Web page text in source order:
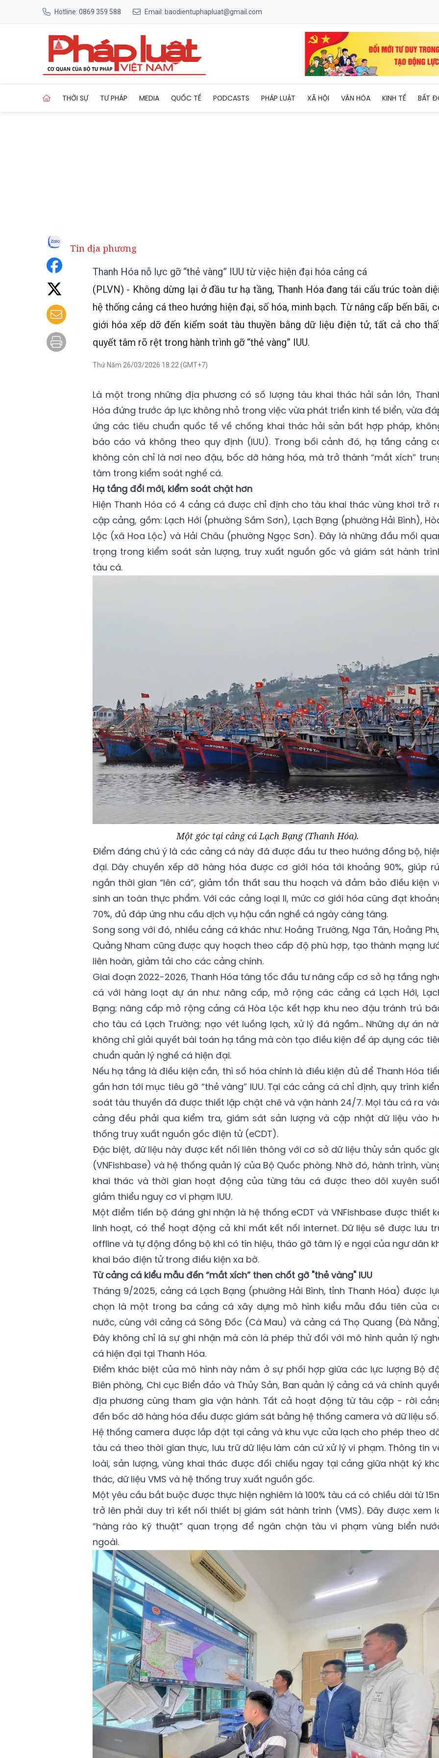
Hotline: 0869 359 588 Email: baodientuphapluat@gmail.com
THỜI SỰ TƯ PHÁP MEDIA QUỐC TẾ PODCASTS PHÁP LUẬT XÃ HỘI VĂN HÓA KINH TẾ BẤT
Tin địa phương
Thanh Hóa nỗ lực gỡ “thẻ vàng” IUU từ việc hiện đại hóa cảng cá
(PLVN) - Không dừng lại ở đầu tư hạ tầng, Thanh Hóa đang tái cấu trúc toàn
hệ thống cảng cá theo hướng hiện đại, số hóa, minh bạch. Từ nâng cấp bến bãi,
giới hóa xếp dỡ đến kiểm soát tàu thuyền bằng dữ liệu điện tử, tất cả cho
quyết tâm rõ rệt trong hành trình gỡ “thẻ vàng” IUU.
Thứ Năm 26/03/2026 18:22 (GMT+7)
Là một trong những địa phương có số lượng tàu khai thác hải sản lớn,
Hóa đứng trước áp lực không nhỏ trong việc vừa phát triển kinh tế biển, vừa
ứng các tiêu chuẩn quốc tế về chống khai thác hải sản bất hợp pháp,
báo cáo và không theo quy định (IUU). Trong bối cảnh đó, hạ tầng cảng
không còn chỉ là nơi neo đậu, bốc dỡ hàng hóa, mà trở thành “mắt xích”
tâm trong kiểm soát nghề cá.
Hạ tầng đổi mới, kiểm soát chặt hơn
Hiện Thanh Hóa có 4 cảng cá được chỉ định cho tàu khai thác vùng khơi trở
cập cảng, gồm: Lạch Hới (phường Sầm Sơn), Lạch Bạng (phường Hải Bình),
Lộc (xã Hoa Lộc) và Hải Châu (phường Ngọc Sơn). Đây là những đầu mối
trọng trong kiểm soát sản lượng, truy xuất nguồn gốc và giám sát hành
tàu cá.
Một góc tại cảng cá Lạch Bạng (Thanh Hóa).
Điểm đáng chú ý là các cảng cá này đã được đầu tư theo hướng đồng bộ,
đại. Dây chuyền xếp dỡ hàng hóa được cơ giới hóa tới khoảng 90%, giúp
ngắn thời gian “lên cá”, giảm tổn thất sau thu hoạch và đảm bảo điều kiện
sinh an toàn thực phẩm. Với các cảng loại II, mức cơ giới hóa cũng đạt
70%, đủ đáp ứng nhu cầu dịch vụ hậu cần nghề cá ngày càng tăng.
Song song với đó, nhiều cảng cá khác như: Hoằng Trường, Nga Tân, Hoằng
Quảng Nham cũng được quy hoạch theo cấp độ phù hợp, tạo thành mạng
liên hoàn, giảm tải cho các cảng chính.
Giai đoạn 2022-2026, Thanh Hóa tăng tốc đầu tư nâng cấp cơ sở hạ tầng
cá với hàng loạt dự án như: nâng cấp, mở rộng các cảng cá Lạch Hới,
Bạng; nâng cấp mở rộng cảng cá Hòa Lộc kết hợp khu neo đậu tránh trú
cho tàu cá Lạch Trường; nạo vét luồng lạch, xử lý đá ngầm… Những dự án
không chỉ giải quyết bài toán hạ tầng mà còn tạo điều kiện để áp dụng các
chuẩn quản lý nghề cá hiện đại.
Nếu hạ tầng là điều kiện cần, thì số hóa chính là điều kiện đủ để Thanh Hóa
gần hơn tới mục tiêu gỡ “thẻ vàng” IUU. Tại các cảng cá chỉ định, quy trình
soát tàu thuyền đã được thiết lập chặt chẽ và vận hành 24/7. Mọi tàu cá ra
cảng đều phải qua kiểm tra, giám sát sản lượng và cập nhật dữ liệu vào
thống truy xuất nguồn gốc điện tử (eCDT).
Đặc biệt, dữ liệu này được kết nối liên thông với cơ sở dữ liệu thủy sản quốc
(VNFishbase) và hệ thống quản lý của Bộ Quốc phòng. Nhờ đó, hành trình,
khai thác và thời gian hoạt động của từng tàu cá được theo dõi xuyên
giảm thiểu nguy cơ vi phạm IUU.
Một điểm tiến bộ đáng ghi nhận là hệ thống eCDT và VNFishbase được thiết
linh hoạt, có thể hoạt động cả khi mất kết nối internet. Dữ liệu sẽ được lưu
offline và tự động đồng bộ khi có tín hiệu, tháo gỡ tâm lý e ngại của ngư dân
khai báo điện tử trong điều kiện xa bờ.
Từ cảng cá kiểu mẫu đến “mắt xích” then chốt gỡ "thẻ vàng" IUU
Tháng 9/2025, cảng cá Lạch Bạng (phường Hải Bình, tỉnh Thanh Hóa) được
chọn là một trong ba cảng cá xây dựng mô hình kiểu mẫu đầu tiên của
nước, cùng với cảng cá Sông Đốc (Cà Mau) và cảng cá Thọ Quang (Đà
Đây không chỉ là sự ghi nhận mà còn là phép thử đối với mô hình quản lý
cá hiện đại tại Thanh Hóa.
Điểm khác biệt của mô hình này nằm ở sự phối hợp giữa các lực lượng Bộ
Biên phòng, Chi cục Biển đảo và Thủy Sản, Ban quản lý cảng cá và chính
địa phương cùng tham gia vận hành. Tất cả hoạt động từ tàu cập - rời
đến bốc dỡ hàng hóa đều được giám sát bằng hệ thống camera và dữ liệu số.
Hệ thống camera được lắp đặt tại cảng và khu vực cửa lạch cho phép theo
tàu cá theo thời gian thực, lưu trữ dữ liệu làm căn cứ xử lý vi phạm. Thông tin
loài, sản lượng, vùng khai thác được đối chiếu ngay tại cảng giữa nhật ký
thác, dữ liệu VMS và hệ thống truy xuất nguồn gốc.
Một yêu cầu bắt buộc được thực hiện nghiêm là 100% tàu cá có chiều dài từ
trở lên phải duy trì kết nối thiết bị giám sát hành trình (VMS). Đây được xem
“hàng rào kỹ thuật” quan trọng để ngăn chặn tàu vi phạm vùng biển
ngoài.